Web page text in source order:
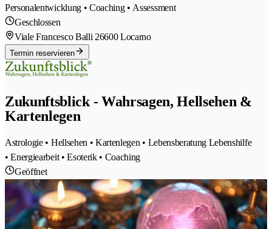
Personalentwicklung • Coaching • Assessment
Geschlossen
Viale Francesco Balli 26600 Locarno
Termin reservieren
Zukunftsblick - Wahrsagen, Hellsehen &
Kartenlegen
Astrologie • Hellsehen • Kartenlegen • Lebensberatung Lebenshilfe
• Energiearbeit • Esoterik • Coaching
Geöffnet